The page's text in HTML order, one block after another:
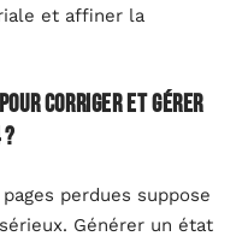
et affiner la
corriger et gérer
perdues suppose
sérieux. Générer un état